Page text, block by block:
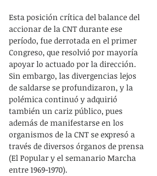
Esta posición crítica del balance del
accionar de la CNT durante ese
período, fue derrotada en el primer
Congreso, que resolvió por mayoría
apoyar lo actuado por la dirección.
Sin embargo, las divergencias lejos
de saldarse se profundizaron, y la
polémica continuó y adquirió
también un cariz público, pues
además de manifestarse en los
organismos de la CNT se expresó a
través de diversos órganos de prensa
(El Popular y el semanario Marcha
entre 1969-1970).